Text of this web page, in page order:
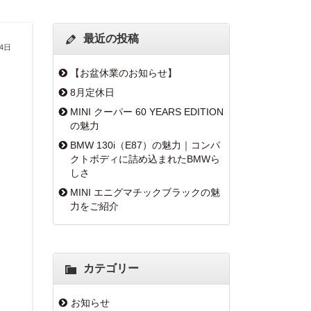
日
最近の投稿
【お盆休業のお知らせ】
8月定休日
MINI クーパー 60 YEARS EDITION
の魅力
BMW 130i（E87）の魅力｜コンパ
クトボディに詰め込まれたBMWら
しさ
MINI エニグマチックブラックの魅
力をご紹介
カテゴリー
お知らせ